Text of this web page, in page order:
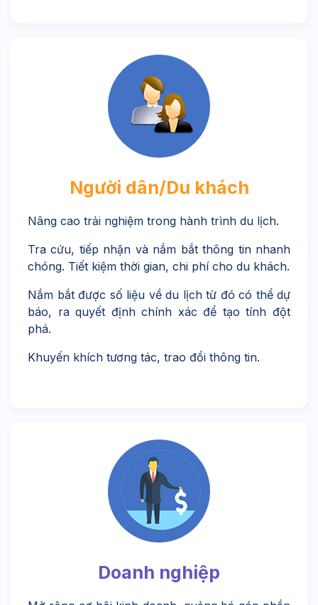
Người dân/Du khách
Nâng cao trải nghiệm trong hành trình du lịch.
Tra cứu, tiếp nhận và nắm bắt thông tin nhanh
chóng. Tiết kiệm thời gian, chi phí cho du khách.
Nắm bắt được số liệu về du lịch từ đó có thể dự
báo, ra quyết định chính xác để tạo tính đột
phá.
Khuyến khích tương tác, trao đổi thông tin.
Doanh nghiệp